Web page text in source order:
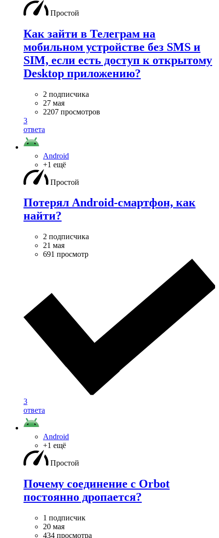
Простой
Как зайти в Телеграм на
мобильном устройстве без SMS и
SIM, если есть доступ к открытому
Desktop приложению?
2 подписчика
27 мая
2207 просмотров
3
ответа
Android
+1 ещё
Простой
Потерял Android-смартфон, как
найти?
2 подписчика
21 мая
691 просмотр
3
ответа
Android
+1 ещё
Простой
Почему соединение с Orbot
постоянно дропается?
1 подписчик
20 мая
434 просмотра